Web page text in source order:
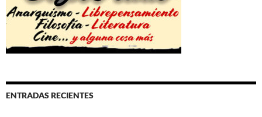
ENTRADAS RECIENTES